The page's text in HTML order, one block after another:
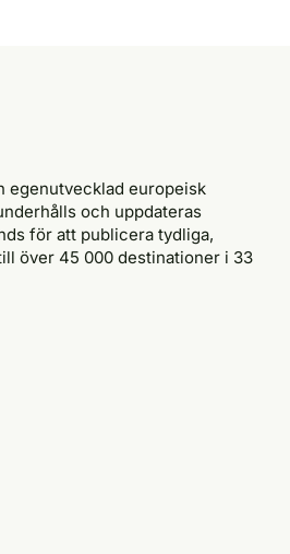
egenutvecklad europeisk
och uppdateras
för att publicera tydliga,
över 45 000 destinationer i 33